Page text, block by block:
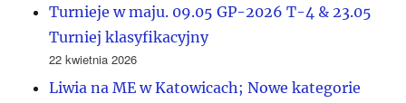
Turnieje w maju. 09.05 GP-2026 T-4 & 23.05
Turniej klasyfikacyjny
22 kwietnia 2026
Liwia na ME w Katowicach; Nowe kategorie